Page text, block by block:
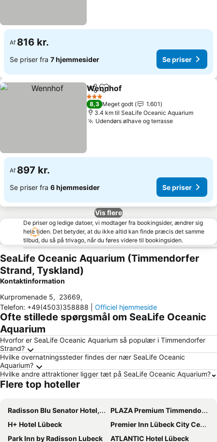
Af 816 kr.
Se priser fra 7 hjemmesider Se priser
Del Føj til favoritter
Wennhof
3 Stjerner
8,3 Meget godt
1.601
3.4 km til SeaLife Oceanic Aquarium
Udendørs ølhave og terrasseSe priser
Af 897 kr.
Se priser fra 6 hjemmesider Se priser
Vis flere
De priser og ledige datoer, vi modtager fra bookingsider, ændrer sig
hele tiden. Det betyder, at du ikke altid kan finde præcis det samme
tilbud, du så på trivago, når du føres videre til bookingsiden.
SeaLife Oceanic Aquarium (Timmendorfer
Strand, Tyskland)
Kontaktinformation
Kurpromenade 5, 23669,
Telefon: +49(4503)358888 Officiel hjemmeside
Ofte stillede spørgsmål om SeaLife Oceanic
Aquarium
Hvorfor er SeaLife Oceanic Aquarium så populær i Timmendorfer
Strand?
Hvilke overnatningssteder findes der nær SeaLife Oceanic
Aquarium?
Hvilke andre attraktioner ligger tæt på SeaLife Oceanic Aquarium?
Flere top hoteller
Radisson Blu Senator Hotel, Lübeck
PLAZA Premium Timmendorfer Strand
H+ Hotel Lübeck
Premier Inn Lübeck City Centre
Park Inn by Radisson Lubeck
ATLANTIC Hotel Lübeck